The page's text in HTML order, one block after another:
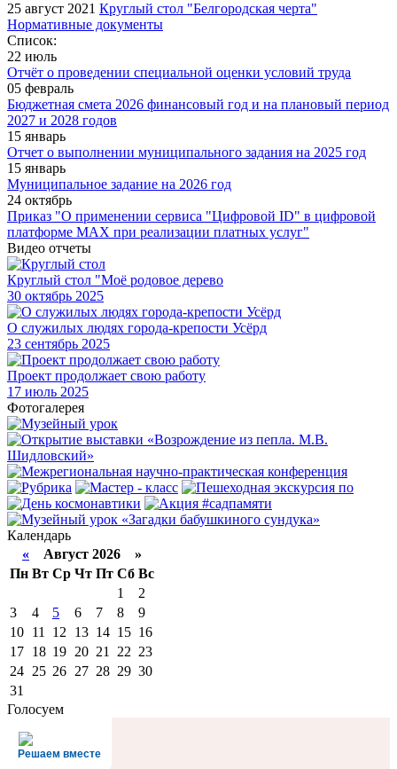
25 август 2021 Круглый стол "Белгородская черта"
Нормативные документы
Список:
22 июль
Отчёт о проведении специальной оценки условий труда
05 февраль
Бюджетная смета 2026 финансовый год и на плановый период
2027 и 2028 годов
15 январь
Отчет о выполнении муниципального задания на 2025 год
15 январь
Муниципальное задание на 2026 год
24 октябрь
Приказ "О применении сервиса "Цифровой ID" в цифровой
платформе МАХ при реализации платных услуг"
Видео отчеты
Круглый стол "Моё родовое дерево
30 октябрь 2025
О служилых людях города-крепости Усёрд
23 сентябрь 2025
Проект продолжает свою работу
17 июль 2025
Фотогалерея
Календарь
« Август 2026 »
Пн Вт Ср Чт Пт Сб Вс
1
2
3
4 5 6 7 8
9
10 11 12 13 14 15 16
17 18 19 20 21 22 23
24 25 26 27 28 29 30
31
Голосуем
Решаем вместе